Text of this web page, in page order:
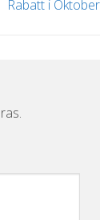
Rabatt i Oktober